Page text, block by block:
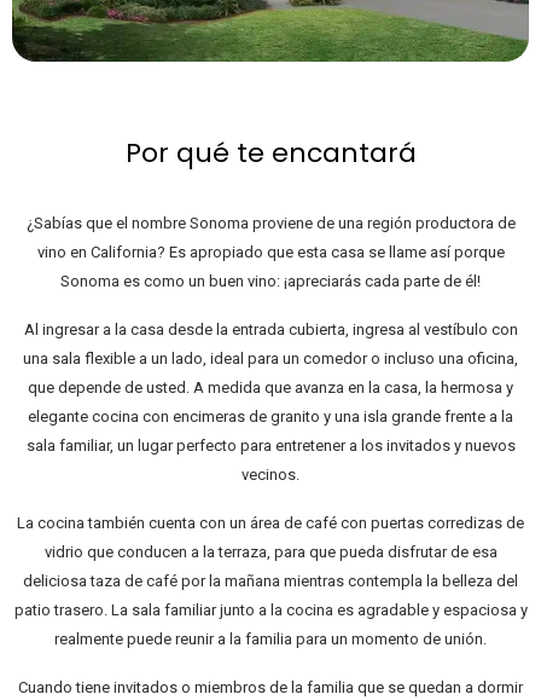
Por qué te encantará
¿Sabías que el nombre Sonoma proviene de una región productora de
vino en California? Es apropiado que esta casa se llame así porque
Sonoma es como un buen vino: ¡apreciarás cada parte de él!
Al ingresar a la casa desde la entrada cubierta, ingresa al vestíbulo con
una sala flexible a un lado, ideal para un comedor o incluso una oficina,
que depende de usted. A medida que avanza en la casa, la hermosa y
elegante cocina con encimeras de granito y una isla grande frente a la
sala familiar, un lugar perfecto para entretener a los invitados y nuevos
vecinos.
La cocina también cuenta con un área de café con puertas corredizas de
vidrio que conducen a la terraza, para que pueda disfrutar de esa
deliciosa taza de café por la mañana mientras contempla la belleza del
patio trasero. La sala familiar junto a la cocina es agradable y espaciosa y
realmente puede reunir a la familia para un momento de unión.
Cuando tiene invitados o miembros de la familia que se quedan a dormir